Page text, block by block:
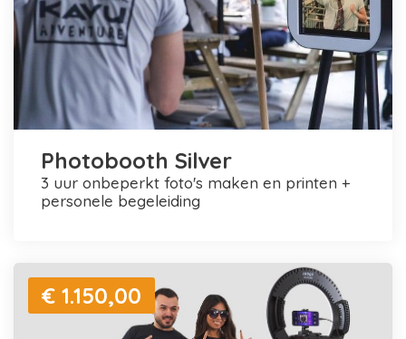
Photobooth Silver
3 uur onbeperkt foto's maken en printen +
personele begeleiding
€ 1.150,00